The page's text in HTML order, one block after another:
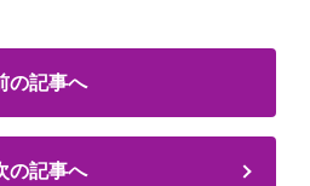
の記事へ
の記事へ